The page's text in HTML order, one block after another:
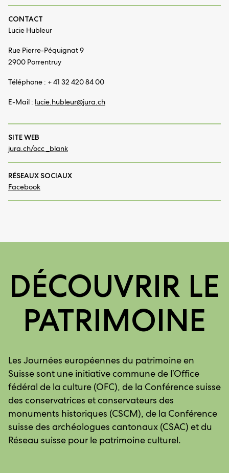
CONTACT
Lucie Hubleur
Rue Pierre-Péquignat 9
2900 Porrentruy
Téléphone : + 41 32 420 84 00
E-Mail : lucie.hubleur@jura.ch
SITE WEB
jura.ch/occ _blank
RÉSEAUX SOCIAUX
Facebook
DÉCOUVRIR LE
PATRIMOINE
Les Journées européennes du patrimoine en
Suisse sont une initiative commune de l’Office
fédéral de la culture (OFC), de la Conférence suisse
des conservatrices et conservateurs des
monuments historiques (CSCM), de la Conférence
suisse des archéologues cantonaux (CSAC) et du
Réseau suisse pour le patrimoine culturel.